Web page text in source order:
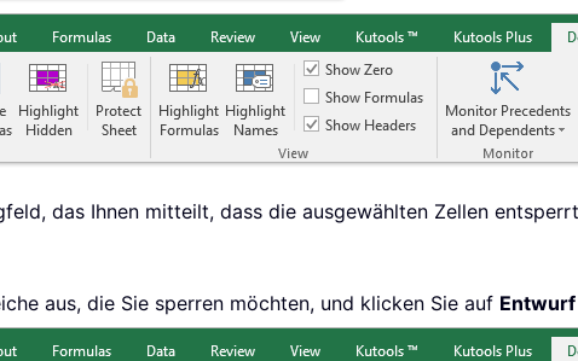
das Ihnen mitteilt, dass die ausgewählten Zellen
aus, die Sie sperren möchten, und klicken Sie auf Entwurf